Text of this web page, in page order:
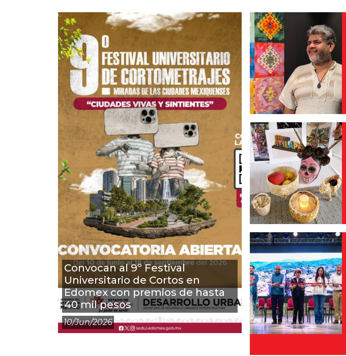
Convocan al 9º Festival
Universitario de Cortos en
Edomex con premios de hasta
40 mil pesos
10/jun/2026